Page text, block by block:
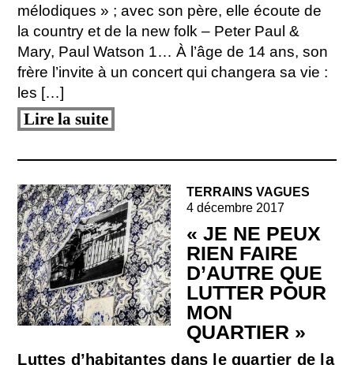
mélodiques » ; avec son père, elle écoute de
la country et de la new folk – Peter Paul &
Mary, Paul Watson 1… À l’âge de 14 ans, son
frère l’invite à un concert qui changera sa vie :
les […]
Lire la suite
TERRAINS VAGUES
4 décembre 2017
« JE NE PEUX
RIEN FAIRE
D’AUTRE QUE
LUTTER POUR
MON
QUARTIER »
Luttes d’habitantes dans le quartier de la